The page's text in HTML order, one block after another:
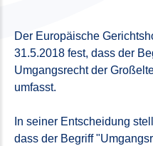
Der Europäische
31.5.2018 fest, dass der
Umgangsrecht der
umfasst.
In seiner Entscheidung
dass der Begriff